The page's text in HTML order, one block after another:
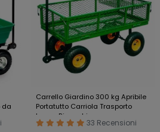
da
Carrello Giardino 300 kg Apribile
Portatutto Carriola Trasporto
Legna Rimorchio
33 Recensioni